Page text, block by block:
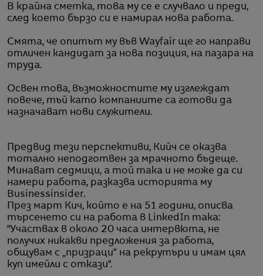
В крайна сметка, това му се е случвало и преди,
след което бързо си е намирал нова работа.
Смята, че опитът му във Wayfair ще го направи
отличен кандидат за нова позиция, на пазара на
труда.
Освен това, възможностите му изглеждат
повече, тъй като компаниите са готови да
назначават нови служители.
Предвид тези перспективи, Кийч се оказва
тотално неподготвен за мрачното бъдеще.
Минават седмици, а той така и не може да си
намери работа, разказва историята му
Businessinsider.
През март Кич, който е на 51 години, описва
търсенето си на работа в LinkedIn така:
"Участвах в около 20 часа интервюта, не
получих никакви предложения за работа,
общувам с „призраци“ на рекрутъри и имам цял
куп имейли с откази".